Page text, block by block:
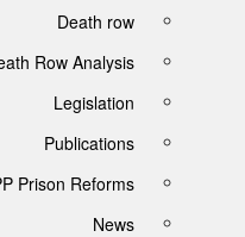
Death row
Death Row Analysis
Legislation
Publications
JPP Prison Reforms
News